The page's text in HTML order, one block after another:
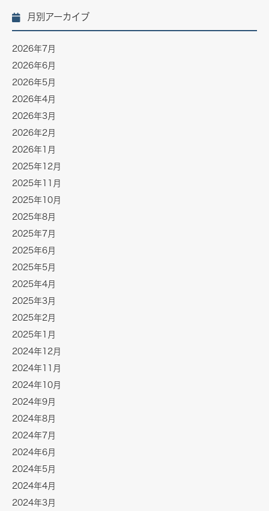
月別アーカイブ
2026年7月
2026年6月
2026年5月
2026年4月
2026年3月
2026年2月
2026年1月
2025年12月
2025年11月
2025年10月
2025年8月
2025年7月
2025年6月
2025年5月
2025年4月
2025年3月
2025年2月
2025年1月
2024年12月
2024年11月
2024年10月
2024年9月
2024年8月
2024年7月
2024年6月
2024年5月
2024年4月
2024年3月